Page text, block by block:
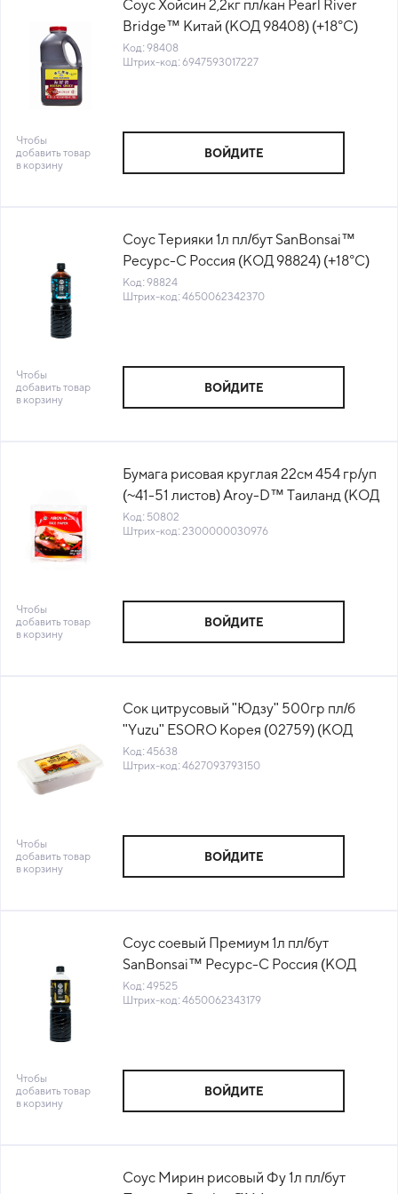
Соус Хойсин 2,2кг пл/кан Pearl River
Bridge™ Китай (КОД 98408) (+18°С)
Код: 98408
Штрих-код: 6947593017227
Чтобы
добавить товар
в корзину
ВОЙДИТЕ
Соус Терияки 1л пл/бут SanBonsai™
Ресурс-С Россия (КОД 98824) (+18°С)
Код: 98824
Штрих-код: 4650062342370
Чтобы
добавить товар
в корзину
ВОЙДИТЕ
Бумага рисовая круглая 22см 454 гр/уп
(~41-51 листов) Aroy-D™ Таиланд (КОД
50802) (+18°С)
Код: 50802
Штрих-код: 2300000030976
Чтобы
добавить товар
в корзину
ВОЙДИТЕ
Сок цитрусовый "Юдзу" 500гр пл/б
"Yuzu" ESORO Корея (02759) (КОД
45638) (-18°С)
Код: 45638
Штрих-код: 4627093793150
Чтобы
добавить товар
в корзину
ВОЙДИТЕ
Соус соевый Премиум 1л пл/бут
SanBonsai™ Ресурс-С Россия (КОД
49525) (+18°С)
Код: 49525
Штрих-код: 4650062343179
Чтобы
добавить товар
в корзину
ВОЙДИТЕ
Соус Мирин рисовый Фу 1л пл/бут